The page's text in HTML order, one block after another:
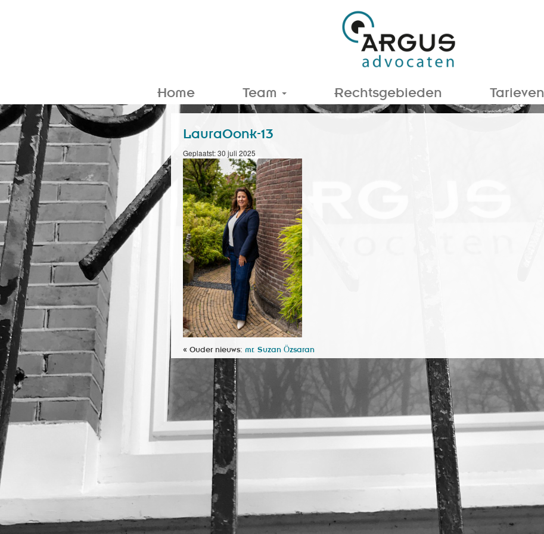
Home Team Rechtsgebieden Tarieven
LauraOonk-13
Geplaatst: 30 juli 2025
« Ouder nieuws: mr. Suzan Ӧzsaran